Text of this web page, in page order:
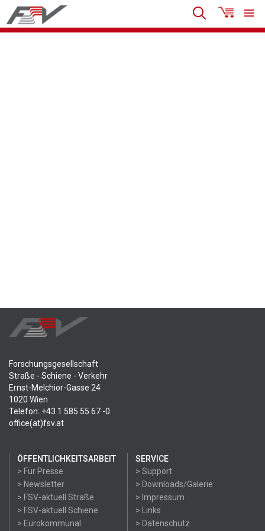
Forschungsgesellschaft
Straße - Schiene - Verkehr
Ernst-Melchior-Gasse 24
1020 Wien
Telefon: +43 1 585 55 67 -0
office(at)fsv.at
ÖFFENTLICHKEITSARBEIT
> Für Presse
> Newsletter
> FSV-aktuell Straße
> FSV-aktuell Schiene
> Eurokommunal
SERVICE
> Support
> Downloads/Galerie
> Impressum
> Links
> Datenschutz